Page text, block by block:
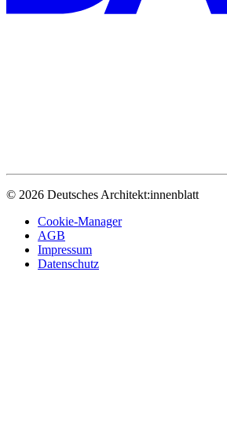
© 2026 Deutsches Architekt:innenblatt
Cookie-Manager
AGB
Impressum
Datenschutz